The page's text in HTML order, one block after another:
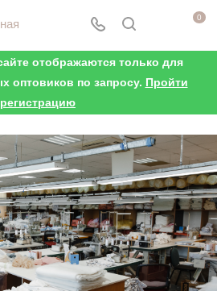
0
отображаются только для
оптовиков по запросу. Пройти
регистрацию